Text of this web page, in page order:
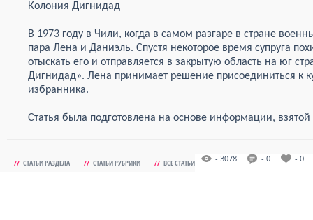
Колония Дигнидад
В 1973 году в Чили, когда в самом разгаре в стране
пара Лена и Даниэль. Спустя некоторое время супруга
отыскать его и отправляется в закрытую область на юг
Дигнидад». Лена принимает решение присоединиться к
избранника.
Статья была подготовлена на основе информации,
// СТАТЬИ РАЗДЕЛА // СТАТЬИ РУБРИКИ // ВСЕ СТАТЬИ - 3078 - 0 - 0